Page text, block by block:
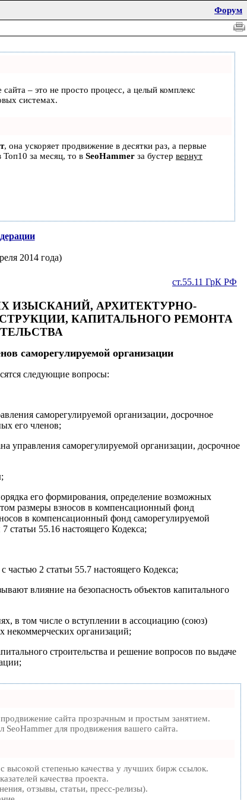
Форум
– это не просто процесс, а целый комплекс
системах.
, она ускоряет продвижение в десятки раз, а первые
Топ10 за месяц, то в SeoHammer за бустер вернут
2014 года)
ст.55.11 ГрК РФ
ИЗЫСКАНИЙ, АРХИТЕКТУРНО-
КАПИТАЛЬНОГО РЕМОНТА
саморегулируемой организации
следующие вопросы:
саморегулируемой организации, досрочное
его членов;
управления саморегулируемой организации, досрочное
его формирования, определение возможных
размеры взносов в компенсационный фонд
в компенсационный фонд саморегулируемой
статьи 55.16 настоящего Кодекса;
2 статьи 55.7 настоящего Кодекса;
влияние на безопасность объектов капитального
в том числе о вступлении в ассоциацию (союз)
некоммерческих организаций;
строительства и решение вопросов по выдаче
продвижение сайта прозрачным и простым занятием.
для продвижения вашего сайта.
степенью качества у лучших бирж ссылок.
качества проекта.
отзывы, статьи, пресс-релизы).